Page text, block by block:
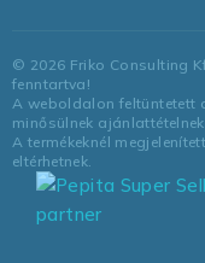
© 2026 Friko Consulting
fenntartva!
A weboldalon feltüntetett
minősülnek
A termékeknél
eltérhetnek.
partner